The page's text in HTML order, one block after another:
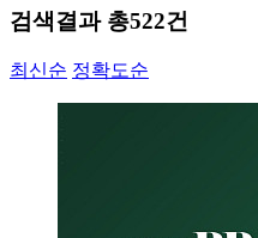
검색결과 총522건
최신순 정확도순